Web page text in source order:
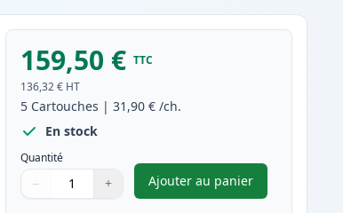
159,50 € TTC
136,32 € HT
5 Cartouches |31,90 € /ch.
En stock
Quantité
Quantité
Utilisez les boutons pour ajuster
− +
Quantité
Ajouter au panier
,Pack de 5 Brother